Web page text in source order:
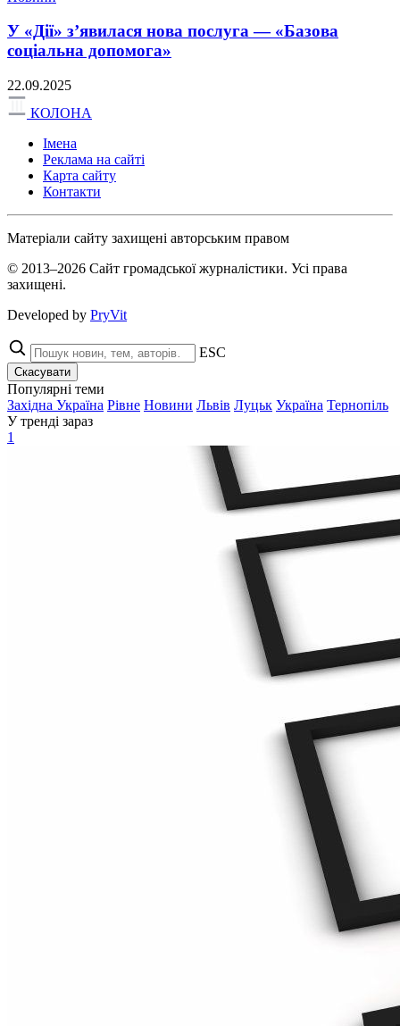
У «Дії» з’явилася нова послуга — «Базова
соціальна допомога»
22.09.2025
КОЛОНА
Імена
Реклама на сайті
Карта сайту
Контакти
Матеріали сайту захищені авторським правом
© 2013–2026 Сайт громадської журналістики. Усі права
захищені.
Developed by PryVit
ESC
Скасувати
Популярні теми
Західна Україна Рівне Новини Львів Луцьк Україна Тернопіль
У тренді зараз
1